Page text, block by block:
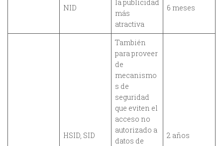
NID
la publicidad
más
atractiva
6 meses
HSID, SID
También
para proveer
de
mecanismo
s de
seguridad
que eviten el
acceso no
autorizado a
datos de
2 años